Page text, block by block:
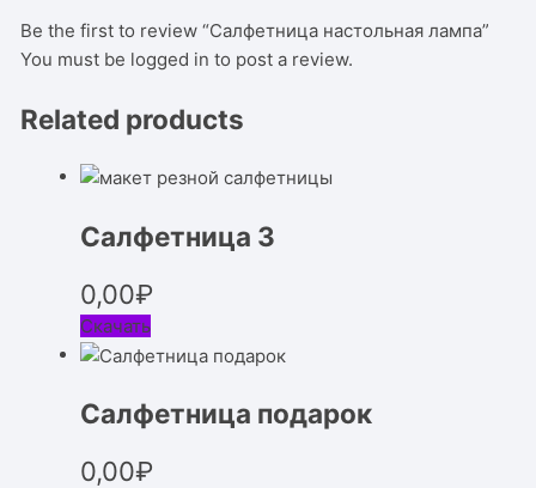
Be the first to review “Салфетница настольная лампа”
You must be logged in to post a review.
Related products
Салфетница 3
0,00₽
Скачать
Салфетница подарок
0,00₽